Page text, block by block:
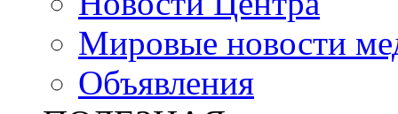
Мировые новости
Объявления